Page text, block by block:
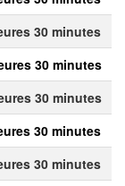
30 minutes
30 minutes
30 minutes
30 minutes
30 minutes